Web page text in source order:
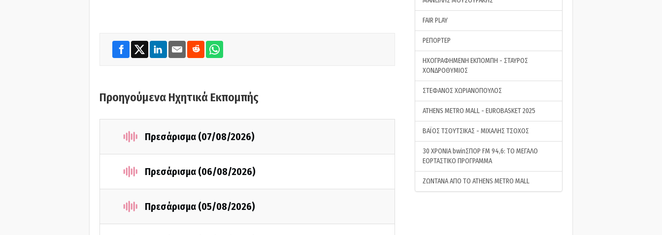
Προηγούμενα Ηχητικά Εκπομπής
Πρεσάρισμα (07/08/2026)
Πρεσάρισμα (06/08/2026)
Πρεσάρισμα (05/08/2026)
FAIR PLAY
ΡΕΠΟΡΤΕΡ
ΗΧΟΓΡΑΦΗΜΕΝΗ ΕΚΠΟΜΠΗ - ΣΤΑΥΡΟΣ
ΧΟΝΔΡΟΘΥΜΙΟΣ
ΣΤΕΦΑΝΟΣ ΧΩΡΙΑΝΟΠΟΥΛΟΣ
ATHENS METRO MALL - EUROBASKET 2025
ΒΑΪΟΣ ΤΣΟΥΤΣΙΚΑΣ - ΜΙΧΑΛΗΣ ΤΣΟΧΟΣ
30 ΧΡΟΝΙΑ bwinΣΠΟΡ FM 94,6: ΤΟ ΜΕΓΑΛΟ
ΕΟΡΤΑΣΤΙΚΟ ΠΡΟΓΡΑΜΜΑ
ΖΩΝΤΑΝΑ ΑΠΟ ΤΟ ATHENS METRO MALL